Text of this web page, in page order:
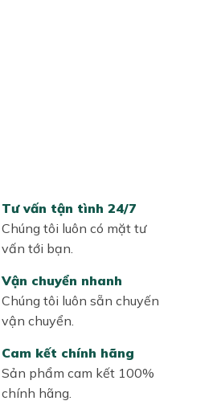
Tư vấn tận tình 24/7
Chúng tôi luôn có mặt tư
vấn tới bạn.
Vận chuyển nhanh
Chúng tôi luôn sẵn chuyến
vận chuyển.
Cam kết chính hãng
Sản phẩm cam kết 100%
chính hãng.